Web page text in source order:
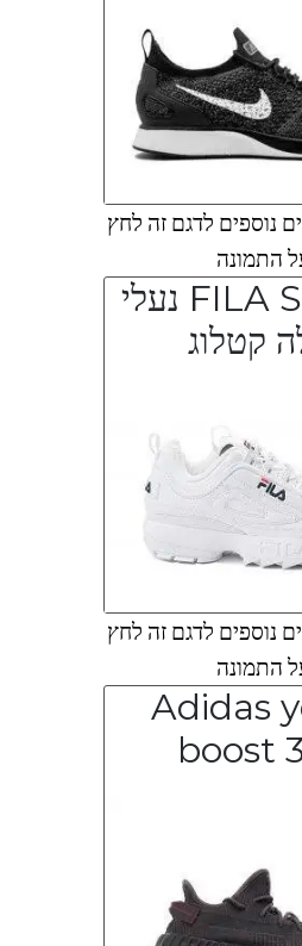
נוספים לדגם זה לחץ
התמונה
FILA SHOES נעלי
קטלוג
נוספים לדגם זה לחץ
התמונה
Adidas
boost